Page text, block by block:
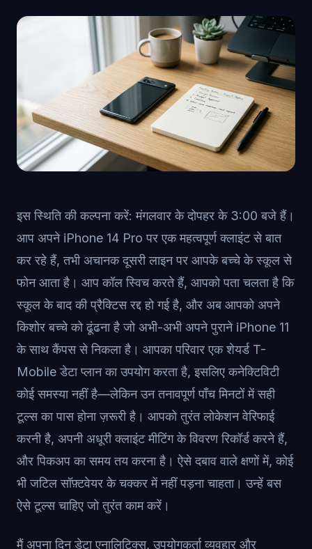
इस स्थिति की कल्पना करें: मंगलवार के दोपहर के 3:00 बजे हैं।
आप अपने iPhone 14 Pro पर एक महत्वपूर्ण क्लाइंट से बात
कर रहे हैं, तभी अचानक दूसरी लाइन पर आपके बच्चे के स्कूल से
फोन आता है। आप कॉल स्विच करते हैं, आपको पता चलता है कि
स्कूल के बाद की प्रैक्टिस रद्द हो गई है, और अब आपको अपने
किशोर बच्चे को ढूंढना है जो अभी-अभी अपने पुराने iPhone 11
के साथ कैंपस से निकला है। आपका परिवार एक शेयर्ड T-
Mobile डेटा प्लान का उपयोग करता है, इसलिए कनेक्टिविटी
कोई समस्या नहीं है—लेकिन उन तनावपूर्ण पाँच मिनटों में सही
टूल्स का पास होना ज़रूरी है। आपको तुरंत लोकेशन वेरिफाई
करनी है, अपनी अधूरी क्लाइंट मीटिंग के विवरण रिकॉर्ड करने हैं,
और पिकअप का समय तय करना है। ऐसे दबाव वाले क्षणों में, कोई
भी जटिल सॉफ़्टवेयर के चक्कर में नहीं पड़ना चाहता। उन्हें बस
ऐसे टूल्स चाहिए जो तुरंत काम करें।
मैं अपना दिन डेटा एनालिटिक्स, उपयोगकर्ता व्यवहार और